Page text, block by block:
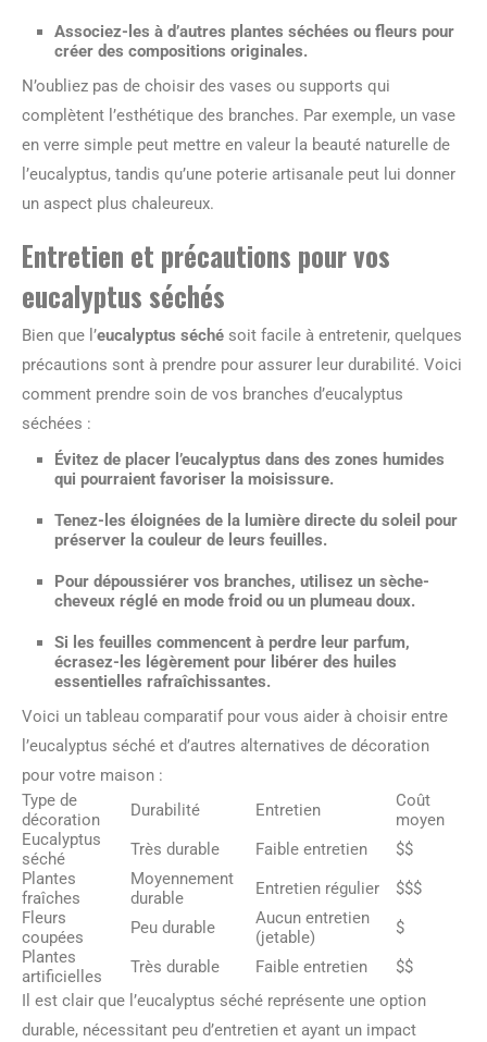
Associez-les à d’autres plantes séchées ou fleurs pour
créer des compositions originales.
N’oubliez pas de choisir des vases ou supports qui
complètent l’esthétique des branches. Par exemple, un vase
en verre simple peut mettre en valeur la beauté naturelle de
l’eucalyptus, tandis qu’une poterie artisanale peut lui donner
un aspect plus chaleureux.
Entretien et précautions pour vos
eucalyptus séchés
Bien que l’eucalyptus séché soit facile à entretenir, quelques
précautions sont à prendre pour assurer leur durabilité. Voici
comment prendre soin de vos branches d’eucalyptus
séchées :
Évitez de placer l’eucalyptus dans des zones humides
qui pourraient favoriser la moisissure.
Tenez-les éloignées de la lumière directe du soleil pour
préserver la couleur de leurs feuilles.
Pour dépoussiérer vos branches, utilisez un sèche-
cheveux réglé en mode froid ou un plumeau doux.
Si les feuilles commencent à perdre leur parfum,
écrasez-les légèrement pour libérer des huiles
essentielles rafraîchissantes.
Voici un tableau comparatif pour vous aider à choisir entre
l’eucalyptus séché et d’autres alternatives de décoration
pour votre maison :
Type de
décoration
Durabilité Entretien
Coût
moyen
Eucalyptus
séché
Très durable Faible entretien
$$
Plantes
fraîches
Moyennement
durable
Entretien régulier
$$$
Fleurs
coupées
Peu durable
Aucun entretien
(jetable)
$
Plantes
artificielles
Très durable Faible entretien
$$
Il est clair que l’eucalyptus séché représente une option
durable, nécessitant peu d’entretien et ayant un impact